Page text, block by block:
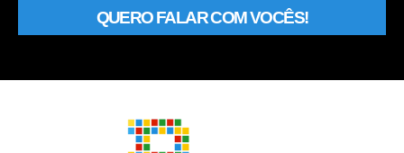
QUERO FALAR COM VOCÊS!